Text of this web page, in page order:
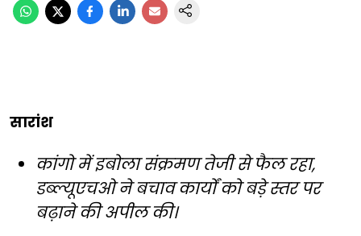
सारांश
कांगो में इबोला संक्रमण तेजी से फैल रहा,
डब्ल्यूएचओ ने बचाव कार्यों को बड़े स्तर पर
बढ़ाने की अपील की।